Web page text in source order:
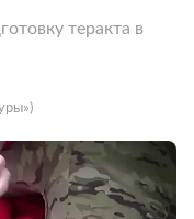
теракта в